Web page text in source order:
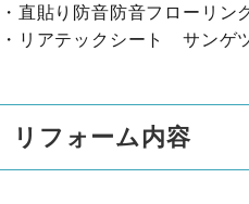
・直貼り防音防音フローリ
・リアテックシート サン
リフォーム内容